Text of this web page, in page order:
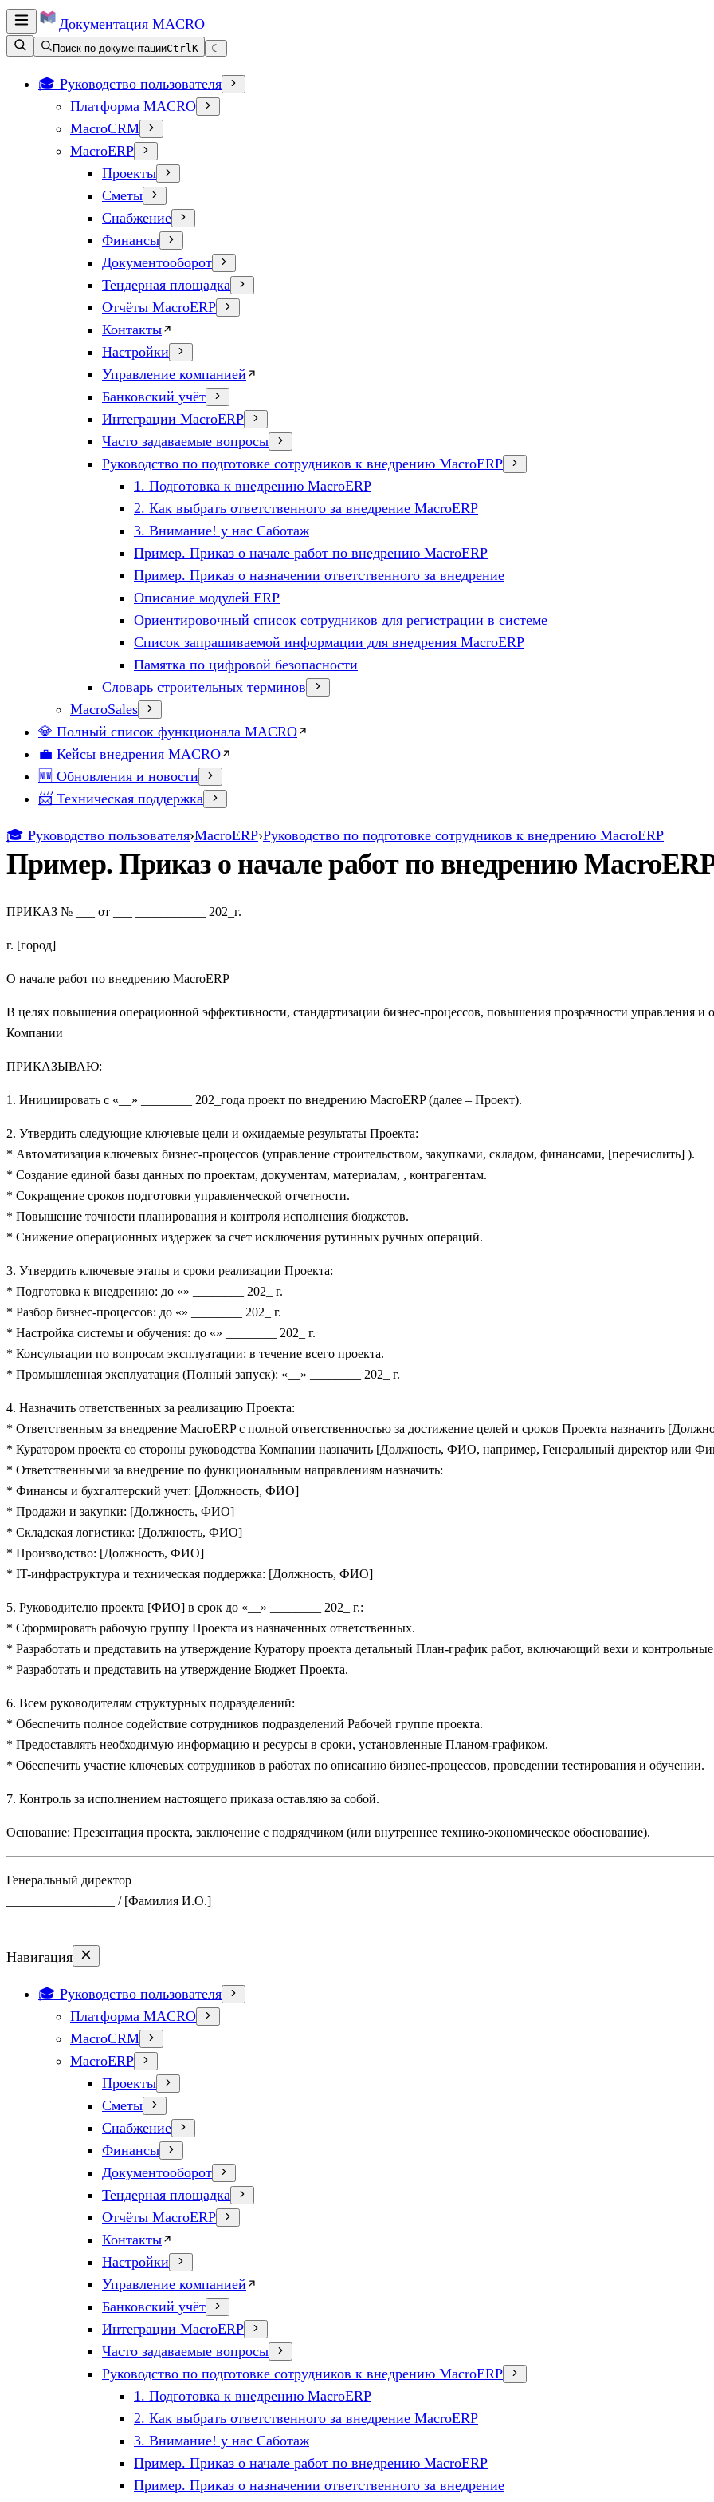
Документация MACRO
Поиск по документацииCtrlK ☾
🎓 Руководство пользователя
Платформа MACRO
MacroCRM
MacroERP
Проекты
Сметы
Снабжение
Финансы
Документооборот
Тендерная площадка
Отчёты MacroERP
Контакты
Настройки
Управление компанией
Банковский учёт
Интеграции MacroERP
Часто задаваемые вопросы
Руководство по подготовке сотрудников к внедрению MacroERP
1. Подготовка к внедрению MacroERP
2. Как выбрать ответственного за внедрение MacroERP
3. Внимание! у нас Саботаж
Пример. Приказ о начале работ по внедрению MacroERP
Пример. Приказ о назначении ответственного за внедрение
Описание модулей ERP
Ориентировочный список сотрудников для регистрации в системе
Список запрашиваемой информации для внедрения MacroERP
Памятка по цифровой безопасности
Словарь строительных терминов
MacroSales
💎 Полный список функционала MACRO
💼 Кейсы внедрения MACRO
🆕 Обновления и новости
📨 Техническая поддержка
🎓 Руководство пользователя›MacroERP›Руководство по подготовке сотрудников к внедрению MacroERP
Пример. Приказ о начале работ по внедрению
ПРИКАЗ № ___ от ___ ___________ 202_г.
г. [город]
О начале работ по внедрению MacroERP
В целях повышения операционной эффективности, стандартизации бизнес-процессов, повышения прозрачности управления и
Компании
ПРИКАЗЫВАЮ:
1. Инициировать с «__» ________ 202_года проект по внедрению MacroERP (далее – Проект).
2. Утвердить следующие ключевые цели и ожидаемые результаты Проекта:
* Автоматизация ключевых бизнес-процессов (управление строительством, закупками, складом, финансами, [перечислить] ).
* Создание единой базы данных по проектам, документам, материалам, , контрагентам.
* Сокращение сроков подготовки управленческой отчетности.
* Повышение точности планирования и контроля исполнения бюджетов.
* Снижение операционных издержек за счет исключения рутинных ручных операций.
3. Утвердить ключевые этапы и сроки реализации Проекта:
* Подготовка к внедрению: до «» ________ 202_ г.
* Разбор бизнес-процессов: до «» ________ 202_ г.
* Настройка системы и обучения: до «» ________ 202_ г.
* Консультации по вопросам эксплуатации: в течение всего проекта.
* Промышленная эксплуатация (Полный запуск): «__» ________ 202_ г.
4. Назначить ответственных за реализацию Проекта:
* Ответственным за внедрение MacroERP с полной ответственностью за достижение целей и сроков Проекта назначить
* Куратором проекта со стороны руководства Компании назначить [Должность, ФИО, например, Генеральный директор или
* Ответственными за внедрение по функциональным направлениям назначить:
* Финансы и бухгалтерский учет: [Должность, ФИО]
* Продажи и закупки: [Должность, ФИО]
* Складская логистика: [Должность, ФИО]
* Производство: [Должность, ФИО]
* IT-инфраструктура и техническая поддержка: [Должность, ФИО]
5. Руководителю проекта [ФИО] в срок до «__» ________ 202_ г.:
* Сформировать рабочую группу Проекта из назначенных ответственных.
* Разработать и представить на утверждение Куратору проекта детальный План-график работ, включающий вехи и
* Разработать и представить на утверждение Бюджет Проекта.
6. Всем руководителям структурных подразделений:
* Обеспечить полное содействие сотрудников подразделений Рабочей группе проекта.
* Предоставлять необходимую информацию и ресурсы в сроки, установленные Планом-графиком.
* Обеспечить участие ключевых сотрудников в работах по описанию бизнес-процессов, проведении тестирования и обучении.
7. Контроль за исполнением настоящего приказа оставляю за собой.
Основание: Презентация проекта, заключение с подрядчиком (или внутреннее технико-экономическое обоснование).
Генеральный директор
_________________ / [Фамилия И.О.]
Навигация
🎓 Руководство пользователя
Платформа MACRO
MacroCRM
MacroERP
Проекты
Сметы
Снабжение
Финансы
Документооборот
Тендерная площадка
Отчёты MacroERP
Контакты
Настройки
Управление компанией
Банковский учёт
Интеграции MacroERP
Часто задаваемые вопросы
Руководство по подготовке сотрудников к внедрению MacroERP
1. Подготовка к внедрению MacroERP
2. Как выбрать ответственного за внедрение MacroERP
3. Внимание! у нас Саботаж
Пример. Приказ о начале работ по внедрению MacroERP
Пример. Приказ о назначении ответственного за внедрение